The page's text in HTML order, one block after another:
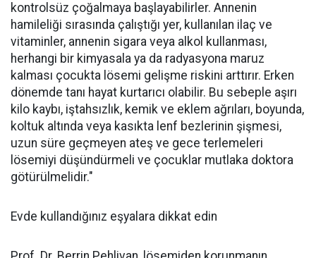
kontrolsüz çoğalmaya başlayabilirler. Annenin
hamileliği sırasında çalıştığı yer, kullanılan ilaç ve
vitaminler, annenin sigara veya alkol kullanması,
herhangi bir kimyasala ya da radyasyona maruz
kalması çocukta lösemi gelişme riskini arttırır. Erken
dönemde tanı hayat kurtarıcı olabilir. Bu sebeple aşırı
kilo kaybı, iştahsızlık, kemik ve eklem ağrıları, boyunda,
koltuk altında veya kasıkta lenf bezlerinin şişmesi,
uzun süre geçmeyen ateş ve gece terlemeleri
lösemiyi düşündürmeli ve çocuklar mutlaka doktora
götürülmelidir."
Evde kullandığınız eşyalara dikkat edin